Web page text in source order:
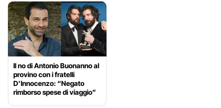
Il no di Antonio Buonanno al
provino con i fratelli
D’Innocenzo: “Negato
rimborso spese di viaggio”